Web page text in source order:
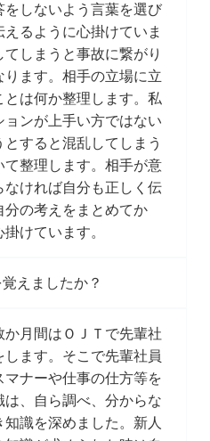
をしないよう言葉を選び
るように心掛けていま
しまうと事故に繋がり
ます。相手の立場に立
は何か整理します。私
ンが上手い方ではない
すると混乱してしまう
整理します。相手が意
なければ自分も正しく伝
分の考えをまとめてか
けています。
えましたか？
月間はＯＪＴで先輩社
ます。そこで先輩社員
ナーや仕事の仕方等を
、自ら調べ、分からな
識を深めました。新人